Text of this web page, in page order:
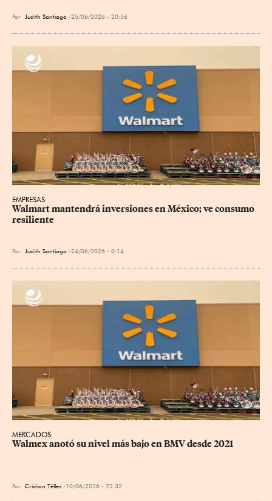
Por Judith Santiago 25/06/2026 - 20:56
EMPRESAS
Walmart mantendrá inversiones en México; ve consumo
resiliente
Por Judith Santiago 24/06/2026 - 0:14
MERCADOS
Walmex anotó su nivel más bajo en BMV desde 2021
Por Cristian Téllez 10/06/2026 - 22:32